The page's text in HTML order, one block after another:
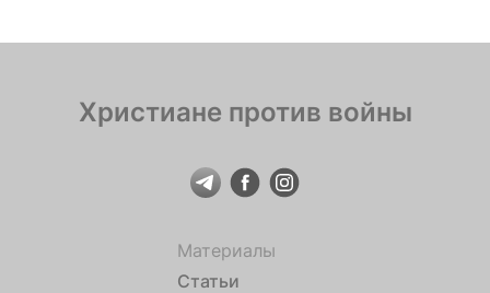
Христиане против войны
Материалы
Статьи